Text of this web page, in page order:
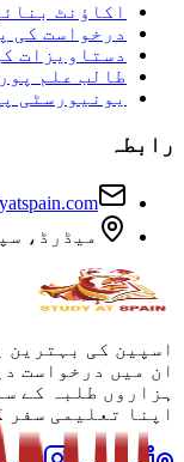
اکاؤنٹ
درخواست کی
دستاویزات
طالب علم
یونیورسٹی
رابطہ
میڈرڈ،
اسپین کی بہترین
ان میں درخواست
ہزاروں طلبہ کے
اپنا تعلیمی سفر